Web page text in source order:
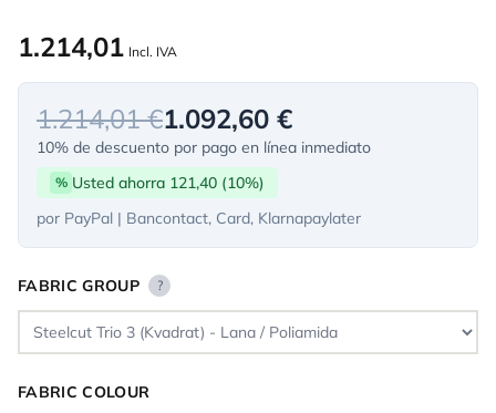
1.214,01 Incl. IVA
1.214,01 €1.092,60 €
10% de descuento por pago en línea inmediato
% Usted ahorra 121,40 (10%)
por PayPal | Bancontact, Card, Klarnapaylater
FABRIC GROUP ?
FABRIC COLOUR